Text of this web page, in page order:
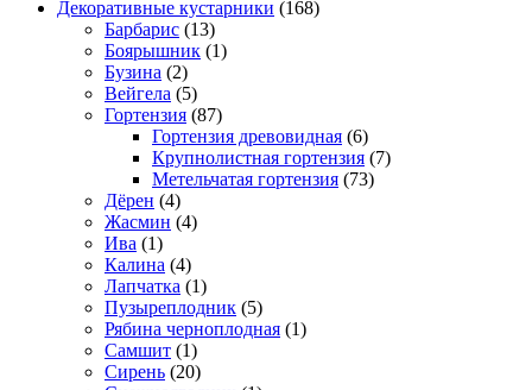
Декоративные кустарники (168)
Барбарис (13)
Боярышник (1)
Бузина (2)
Вейгела (5)
Гортензия (87)
Гортензия древовидная (6)
Крупнолистная гортензия (7)
Метельчатая гортензия (73)
Дёрен (4)
Жасмин (4)
Ива (1)
Калина (4)
Лапчатка (1)
Пузыреплодник (5)
Рябина черноплодная (1)
Самшит (1)
Сирень (20)